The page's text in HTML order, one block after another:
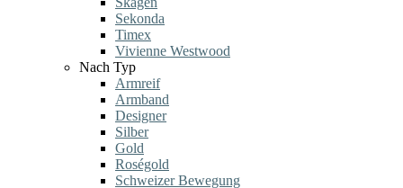
Sekonda
Timex
Vivienne Westwood
Nach Typ
Armreif
Armband
Designer
Silber
Gold
Roségold
Schweizer Bewegung